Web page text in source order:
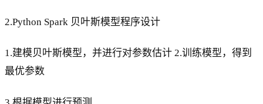
2.Python Spark 贝叶斯模型程序设计
1.建模贝叶斯模型，并进行对参数估计 2.训练模型，得到
最优参数